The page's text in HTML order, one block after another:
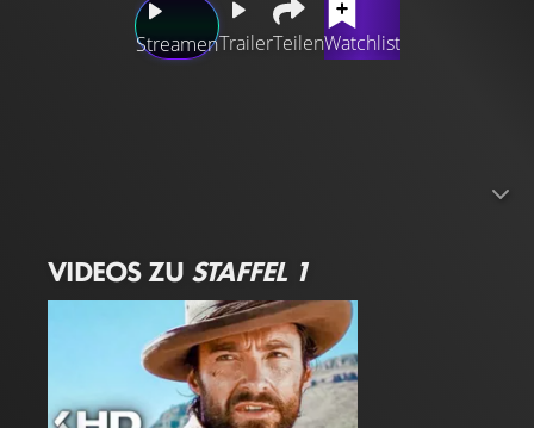
StreamenTrailerTeilenWatchlist
Viehbarone ihr Land an sich reißen wollen, tut sie sich mit
VIDEOS ZU STAFFEL 1